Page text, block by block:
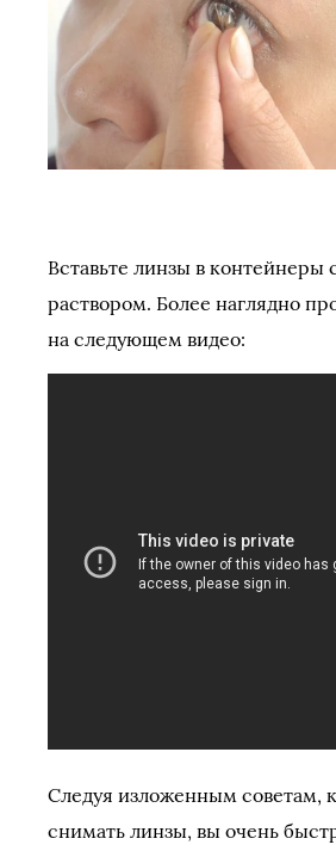
Вставьте линзы в контейнеры
раствором. Более наглядно
на следующем видео:
Следуя изложенным советам,
снимать линзы, вы очень